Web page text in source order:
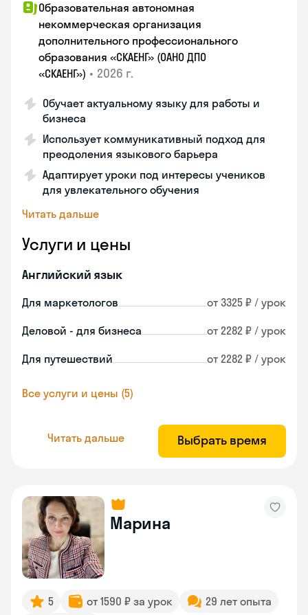
Образовательная автономная
некоммерческая организация
дополнительного профессионального
образования «СКАЕНГ» (ОАНО ДПО
«СКАЕНГ») • 2026 г.
Обучает актуальному языку для работы и
бизнеса
Использует коммуникативный подход для
преодоления языкового барьера
Адаптирует уроки под интересы учеников
для увлекательного обучения
Читать дальше
Услуги и цены
Английский язык
Для маркетологов от 3325 ₽ / урок
Деловой - для бизнеса от 2282 ₽ / урок
Для путешествий от 2282 ₽ / урок
Все услуги и цены (5)
Читать дальше Выбрать время
Марина
5 от 1590 ₽ за урок
29 лет опыта